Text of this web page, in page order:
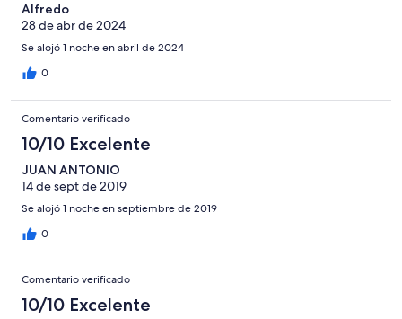
Alfredo
28 de abr de 2024
Se alojó 1 noche en abril de 2024
0
Comentario verificado
10/10 Excelente
JUAN ANTONIO
14 de sept de 2019
Se alojó 1 noche en septiembre de 2019
0
Comentario verificado
10/10 Excelente